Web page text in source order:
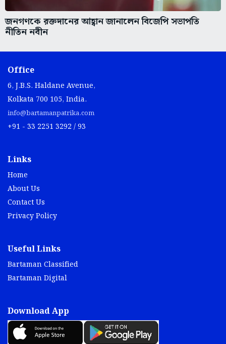
জনগণকে রক্তদানের আহ্বান জানালেন বিজেপি সভাপতি
নীতিন নবীন
Office
6, J.B.S. Haldane Avenue,
Kolkata 700 105, India.
info@bartamanpatrika.com
+91 - 33 2251 3292 / 93
Links
Home
About Us
Contact Us
Privacy Policy
Useful Links
Bartaman Classified
Bartaman Digital
Download App